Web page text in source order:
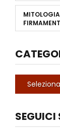
SEGUICI